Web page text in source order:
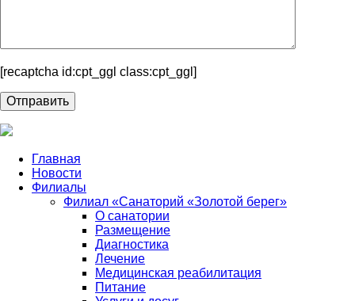
[recaptcha id:cpt_ggl class:cpt_ggl]
Главная
Новости
Филиалы
Филиал «Санаторий «Золотой берег»
О санатории
Размещение
Диагностика
Лечение
Медицинская реабилитация
Питание